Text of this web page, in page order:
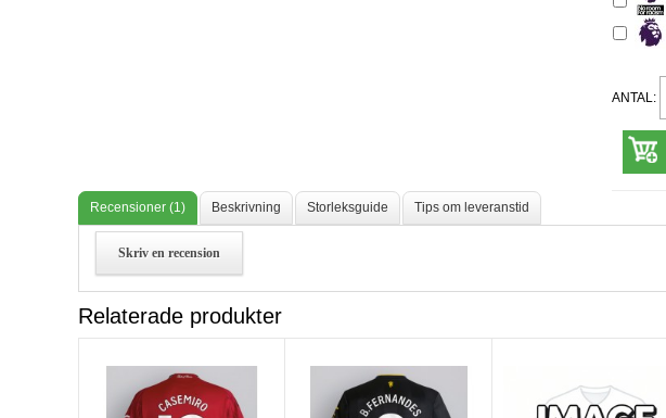
ANTAL:
Recensioner (1) Beskrivning Storleksguide Tips om leveranstid
Skriv en recension
Relaterade produkter